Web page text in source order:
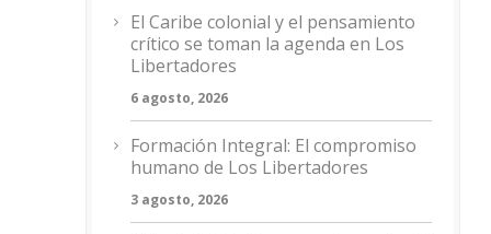
El Caribe colonial y el pensamiento
crítico se toman la agenda en Los
Libertadores
6 agosto, 2026
Formación Integral: El compromiso
humano de Los Libertadores
3 agosto, 2026